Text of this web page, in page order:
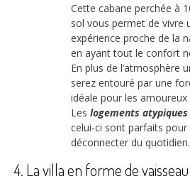
Cette cabane perchée à
sol vous permet de vivre
expérience proche de la
en ayant tout le confort
En plus de l’atmosphère
serez entouré par une
idéale pour les amoureux
Les logements atypiques
celui-ci sont parfaits pour
déconnecter du quotidien.
4. La villa en forme de